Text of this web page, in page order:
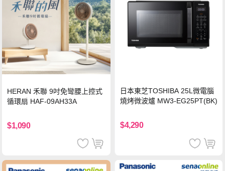
HERAN 禾聯 9吋免彎腰上控式
循環扇 HAF-09AH33A
$1,090
日本東芝TOSHIBA 25L微電腦
燒烤微波爐 MW3-EG25PT(BK)
$4,290